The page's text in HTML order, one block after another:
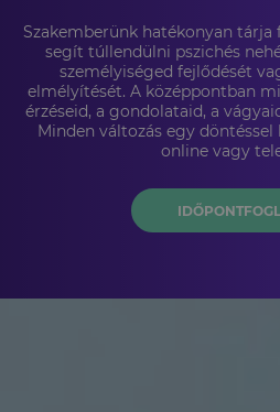
Szakemberünk hatékonyan
segít túllendülni pszichés
személyiséged fejlődését
elmélyítését. A középpontban
érzéseid, a gondolataid, a
Minden változás egy döntéssel
online vagy